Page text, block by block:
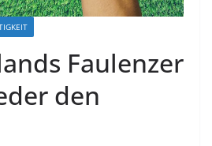
Faulenzer
den